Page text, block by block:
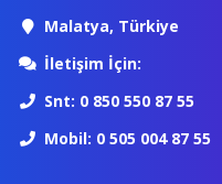
Malatya, Türkiye
İletişim İçin:
Snt: 0 850 550 87 55
Mobil: 0 505 004 87 55